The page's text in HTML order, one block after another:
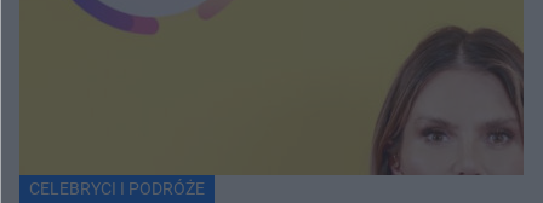
CELEBRYCI I PODRÓŻE